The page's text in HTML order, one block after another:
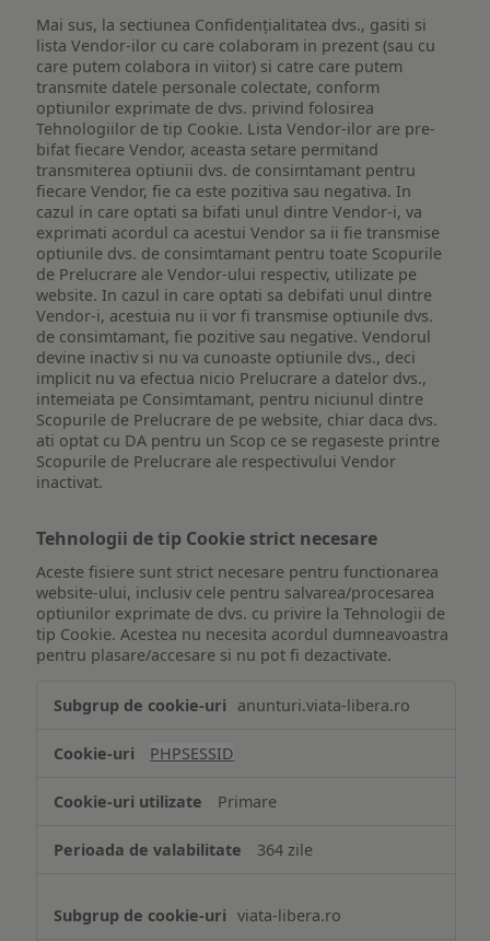
Mai sus, la sectiunea Confidențialitatea dvs., gasiti si
lista Vendor-ilor cu care colaboram in prezent (sau cu
care putem colabora in viitor) si catre care putem
transmite datele personale colectate, conform
optiunilor exprimate de dvs. privind folosirea
Tehnologiilor de tip Cookie. Lista Vendor-ilor are pre-
bifat fiecare Vendor, aceasta setare permitand
transmiterea optiunii dvs. de consimtamant pentru
fiecare Vendor, fie ca este pozitiva sau negativa. In
cazul in care optati sa bifati unul dintre Vendor-i, va
exprimati acordul ca acestui Vendor sa ii fie transmise
optiunile dvs. de consimtamant pentru toate Scopurile
de Prelucrare ale Vendor-ului respectiv, utilizate pe
website. In cazul in care optati sa debifati unul dintre
Vendor-i, acestuia nu ii vor fi transmise optiunile dvs.
de consimtamant, fie pozitive sau negative. Vendorul
devine inactiv si nu va cunoaste optiunile dvs., deci
implicit nu va efectua nicio Prelucrare a datelor dvs.,
intemeiata pe Consimtamant, pentru niciunul dintre
Scopurile de Prelucrare de pe website, chiar daca dvs.
ati optat cu DA pentru un Scop ce se regaseste printre
Scopurile de Prelucrare ale respectivului Vendor
inactivat.
Tehnologii de tip Cookie strict necesare
Aceste fisiere sunt strict necesare pentru functionarea
website-ului, inclusiv cele pentru salvarea/procesarea
optiunilor exprimate de dvs. cu privire la Tehnologii de
tip Cookie. Acestea nu necesita acordul dumneavoastra
pentru plasare/accesare si nu pot fi dezactivate.
de
Cookie
necesare
anunturi.viata-libera.ro
PHPSESSID
Primare
364 zile
viata-libera.ro